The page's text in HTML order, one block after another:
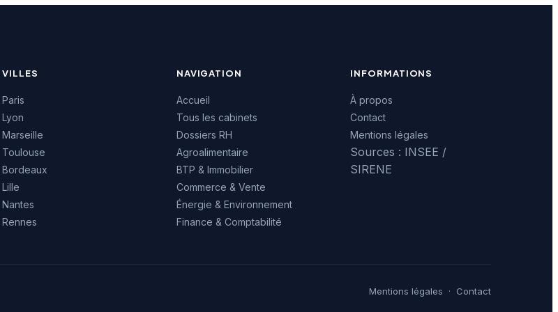
35 pays.
VILLES
Paris
Lyon
Marseille
Toulouse
Bordeaux
Lille
Nantes
Rennes
NAVIGATION
Accueil
Tous les cabinets
Dossiers RH
Agroalimentaire
BTP & Immobilier
Commerce & Vente
Énergie & Environnement
Finance & Comptabilité
INFORMATIONS
À propos
Contact
Mentions légales
Sources : INSEE /
SIRENE
Mentions légales · Contact